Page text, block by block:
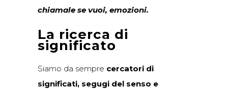
chiamale se vuoi, emozioni.
La ricerca di
significato
Siamo da sempre cercatori di
significati, segugi del senso e